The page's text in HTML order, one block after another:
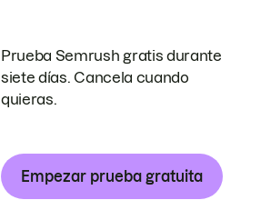
Prueba Semrush gratis durante
siete días. Cancela cuando
quieras.
Empezar prueba gratuita